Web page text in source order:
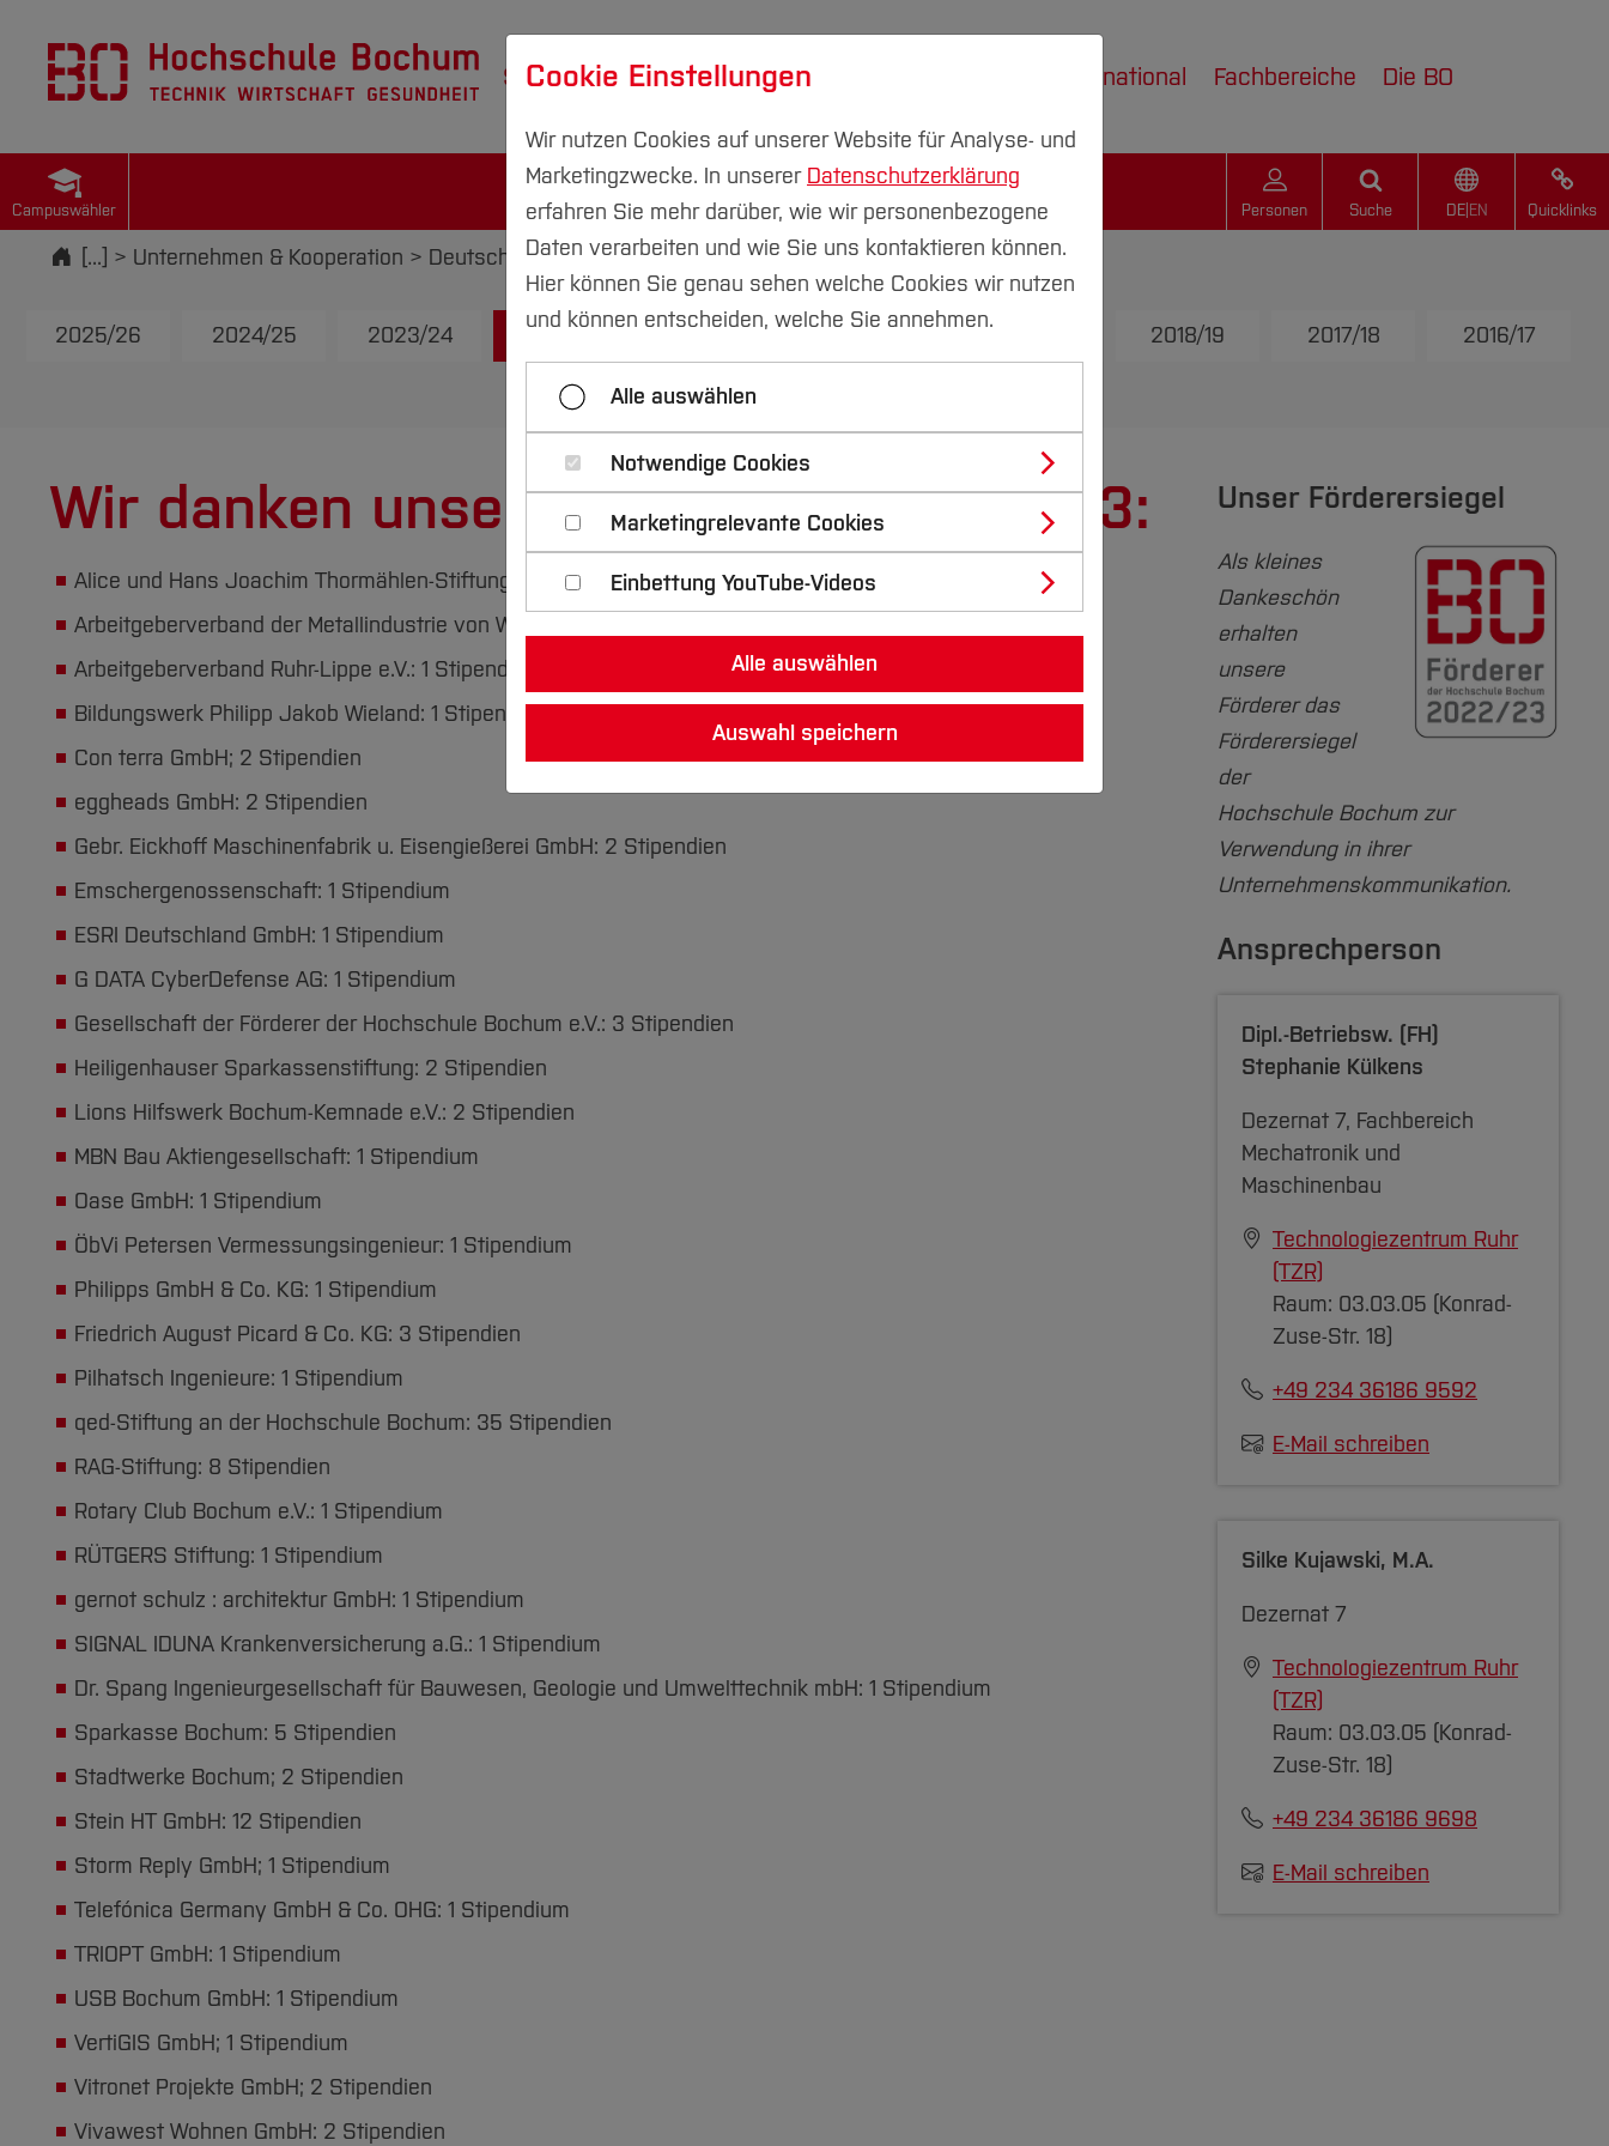
Studium Forschung & Transfer International Fachbereiche Die BO
Campuswähler Personen Suche DE| EN Quicklinks
Startseite
[...] Unternehmen & Kooperation Deutschlandstipendium Förderer 2022/23
2025/26 2024/25 2023/24 2022/23 2021/22 2020/21 2019/20 2018/19 2017/18 2016/17
Wir danken unseren Förderern 2022/23:
Alice und Hans Joachim Thormählen-Stiftung: 12 Stipendien (Campus Velbert/Heiligenhaus)
Arbeitgeberverband der Metallindustrie von Wuppertal und Niederberg e.V.: 2 Stipendien
Arbeitgeberverband Ruhr-Lippe e.V.: 1 Stipendium
Bildungswerk Philipp Jakob Wieland: 1 Stipendium
Con terra GmbH; 2 Stipendien
eggheads GmbH: 2 Stipendien
Gebr. Eickhoff Maschinenfabrik u. Eisengießerei GmbH: 2 Stipendien
Emschergenossenschaft: 1 Stipendium
ESRI Deutschland GmbH: 1 Stipendium
G DATA CyberDefense AG: 1 Stipendium
Gesellschaft der Förderer der Hochschule Bochum e.V.: 3 Stipendien
Heiligenhauser Sparkassenstiftung: 2 Stipendien
Lions Hilfswerk Bochum-Kemnade e.V.: 2 Stipendien
MBN Bau Aktiengesellschaft: 1 Stipendium
Oase GmbH: 1 Stipendium
ÖbVi Petersen Vermessungsingenieur: 1 Stipendium
Philipps GmbH & Co. KG: 1 Stipendium
Friedrich August Picard & Co. KG: 3 Stipendien
Pilhatsch Ingenieure: 1 Stipendium
qed-Stiftung an der Hochschule Bochum: 35 Stipendien
RAG-Stiftung: 8 Stipendien
Rotary Club Bochum e.V.: 1 Stipendium
RÜTGERS Stiftung: 1 Stipendium
gernot schulz : architektur GmbH: 1 Stipendium
SIGNAL IDUNA Krankenversicherung a.G.: 1 Stipendium
Dr. Spang Ingenieurgesellschaft für Bauwesen, Geologie und Umwelttechnik mbH: 1 Stipendium
Sparkasse Bochum: 5 Stipendien
Stadtwerke Bochum; 2 Stipendien
Stein HT GmbH: 12 Stipendien
Storm Reply GmbH; 1 Stipendium
Telefónica Germany GmbH & Co. OHG: 1 Stipendium
TRIOPT GmbH: 1 Stipendium
USB Bochum GmbH: 1 Stipendium
VertiGIS GmbH; 1 Stipendium
Vitronet Projekte GmbH; 2 Stipendien
Vivawest Wohnen GmbH: 2 Stipendien
Unser Förderersiegel
Als kleines
Dankeschön
erhalten
unsere
Förderer das
Förderersiegel
der
Hochschule Bochum zur
Verwendung in ihrer
Unternehmenskommunikation.
Ansprechperson
Dipl.-Betriebsw. (FH)
Stephanie Külkens
Dezernat 7, Fachbereich
Mechatronik und
Maschinenbau
Technologiezentrum Ruhr
(TZR)
Raum: 03.03.05 (Konrad-
Zuse-Str. 18)
+49 234 36186 9592
E-Mail schreiben
Silke Kujawski, M.A.
Dezernat 7
Technologiezentrum Ruhr
(TZR)
Raum: 03.03.05 (Konrad-
Zuse-Str. 18)
+49 234 36186 9698
E-Mail schreiben
Cookie Einstellungen
Wir nutzen Cookies auf unserer Website für Analyse- und
Marketingzwecke. In unserer Datenschutzerklärung
erfahren Sie mehr darüber, wie wir personenbezogene
Daten verarbeiten und wie Sie uns kontaktieren können.
Hier können Sie genau sehen welche Cookies wir nutzen
und können entscheiden, welche Sie annehmen.
Alle auswählen
Notwendige Cookies
Marketingrelevante Cookies
Einbettung YouTube-Videos
Alle auswählen
Auswahl speichern